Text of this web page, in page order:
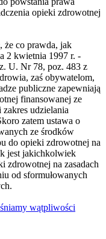
opieki zdrowotnej
że co prawda, jak
2 kwietnia 1997 r. -
U. Nr 78, poz. 483 z
zaś obywatelom,
publiczne zapewniają
finansowanej ze
udzielania
zatem ustawa o
ze środków
do opieki zdrowotnej na
jest jakichkolwiek
zdrowotnej na zasadach
od sformułowanych
wątpliwości